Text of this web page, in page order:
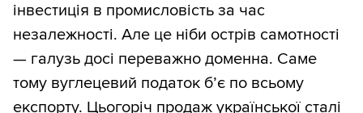
інвестиція в промисловість за час
незалежності. Але це ніби острів самотності
— галузь досі переважно доменна. Саме
тому вуглецевий податок б’є по всьому
експорту. Цьогоріч продаж української сталі